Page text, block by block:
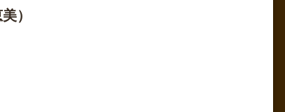
）